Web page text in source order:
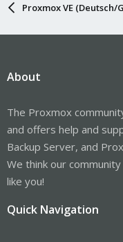
Proxmox VE (Deutsch/
About
The Proxmox
and offers help and
Backup Server, and
We think our
like you!
Quick Navigation